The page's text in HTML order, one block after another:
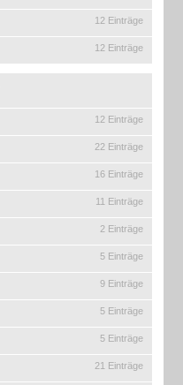
12 Einträge
12 Einträge
12 Einträge
22 Einträge
16 Einträge
11 Einträge
2 Einträge
5 Einträge
9 Einträge
5 Einträge
5 Einträge
21 Einträge